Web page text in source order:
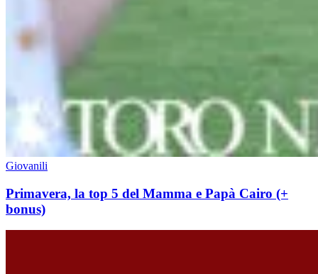
Giovanili
Primavera, la top 5 del Mamma e Papà Cairo (+
bonus)